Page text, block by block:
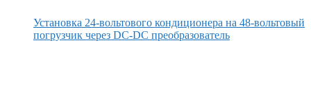
Установка 24-вольтового кондиционера на 48-вольтовый
погрузчик через DC-DC преобразователь